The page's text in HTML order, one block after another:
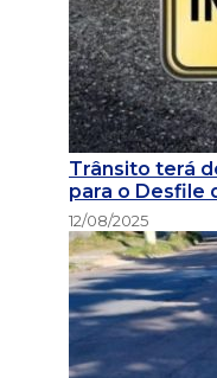
Trânsito terá
para o Desfile
12/08/2025